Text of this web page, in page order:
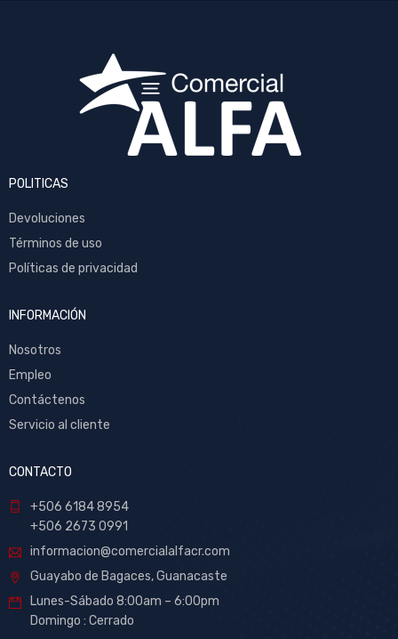
POLITICAS
Devoluciones
Términos de uso
Políticas de privacidad
INFORMACIÓN
Nosotros
Empleo
Contáctenos
Servicio al cliente
CONTACTO
+506 6184 8954
+506 2673 0991
informacion@comercialalfacr.com
Guayabo de Bagaces, Guanacaste
Lunes-Sábado 8:00am – 6:00pm
Domingo : Cerrado